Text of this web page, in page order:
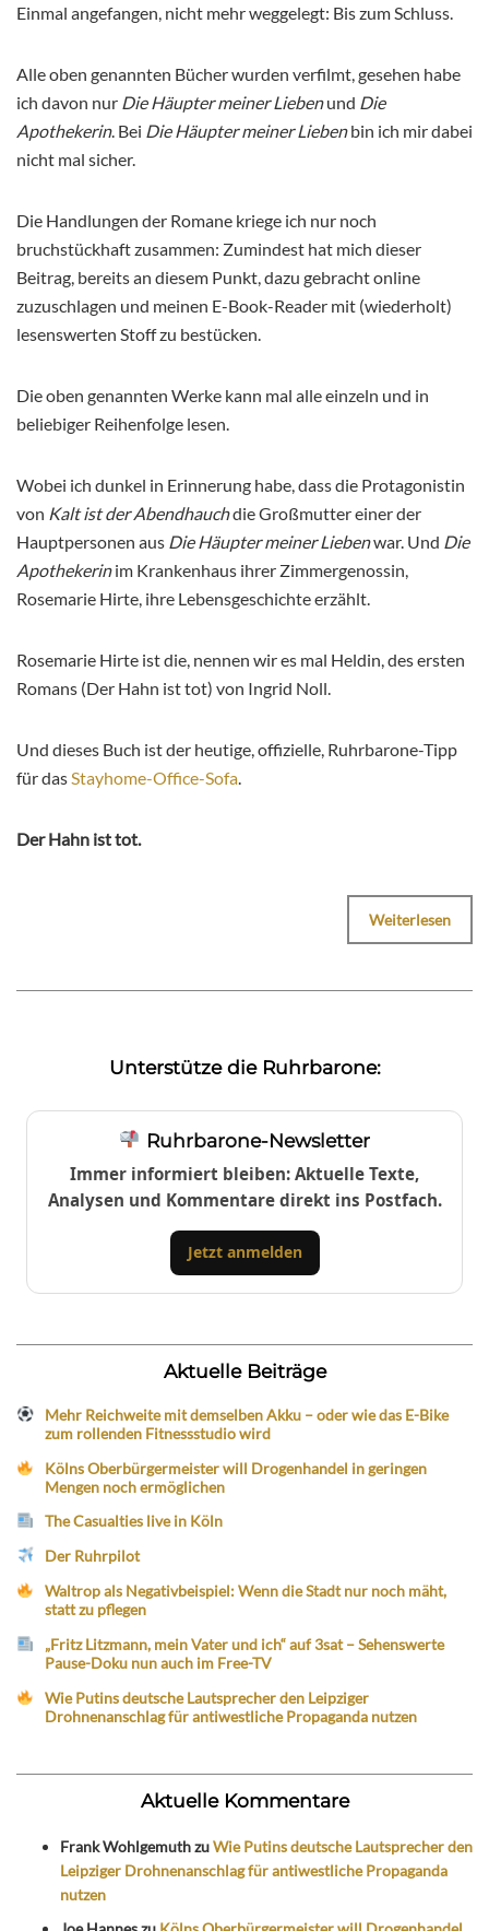
Einmal angefangen, nicht mehr weggelegt: Bis zum Schluss.
Alle oben genannten Bücher wurden verfilmt, gesehen habe
ich davon nur Die Häupter meiner Liebenund Die
Apothekerin. Bei Die Häupter meiner Liebenbin ich mir dabei
nicht mal sicher.
Die Handlungen der Romane kriege ich nur noch
bruchstückhaft zusammen: Zumindest hat mich dieser
Beitrag, bereits an diesem Punkt, dazu gebracht online
zuzuschlagen und meinen E-Book-Reader mit (wiederholt)
lesenswerten Stoff zu bestücken.
Die oben genannten Werke kann mal alle einzeln und in
beliebiger Reihenfolge lesen.
Wobei ich dunkel in Erinnerung habe, dass die Protagonistin
von Kalt ist der Abendhauchdie Großmutter einer der
Hauptpersonen aus Die Häupter meiner Liebenwar. Und Die
Apothekerinim Krankenhaus ihrer Zimmergenossin,
Rosemarie Hirte, ihre Lebensgeschichte erzählt.
Rosemarie Hirte ist die, nennen wir es mal Heldin, des ersten
Romans (Der Hahn ist tot) von Ingrid Noll.
Und dieses Buch ist der heutige, offizielle, Ruhrbarone-Tipp
für das Stayhome-Office-Sofa
Der Hahn ist tot.
Weiterlesen
Unterstütze die Ruhrbarone:
Ruhrbarone-Newsletter
Immer informiert bleiben: Aktuelle Texte,
Analysen und Kommentare direkt ins Postfach.
Jetzt anmelden
Aktuelle Beiträge
Mehr Reichweite mit demselben Akku – oder wie das E-Bike
zum rollenden Fitnessstudio wird
Kölns Oberbürgermeister will Drogenhandel in geringen
Mengen noch ermöglichen
The Casualties live in Köln
Der Ruhrpilot
Waltrop als Negativbeispiel: Wenn die Stadt nur noch mäht,
statt zu pflegen
„Fritz Litzmann, mein Vater und ich“ auf 3sat – Sehenswerte
Pause-Doku nun auch im Free-TV
Wie Putins deutsche Lautsprecher den Leipziger
Drohnenanschlag für antiwestliche Propaganda nutzen
Aktuelle Kommentare
Frank WohlgemuthzuWie Putins deutsche Lautsprecher den
Leipziger Drohnenanschlag für antiwestliche Propaganda
nutzen